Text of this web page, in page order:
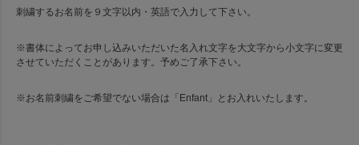
刺繍するお名前を９文字以内・英語で入力して下さい。
※書体によってお申し込みいただいた名入れ文字を大文字から小文字に変更
させていただくことがあります。予めご了承下さい。
※お名前刺繍をご希望でない場合は「Enfant」とお入れいたします。